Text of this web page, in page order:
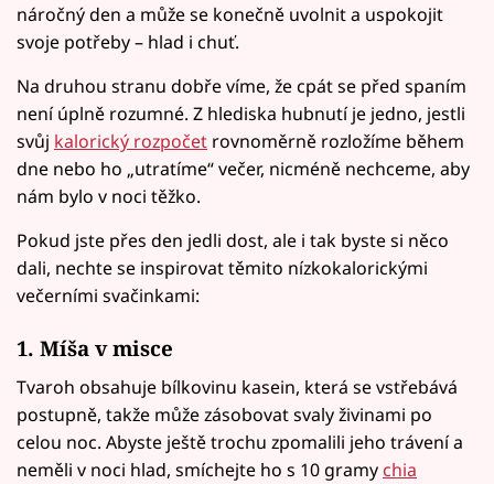
náročný den a může se konečně uvolnit a uspokojit
svoje potřeby – hlad i chuť.
Na druhou stranu dobře víme, že cpát se před spaním
není úplně rozumné. Z hlediska hubnutí je jedno, jestli
svůj kalorický rozpočet rovnoměrně rozložíme během
dne nebo ho „utratíme“ večer, nicméně nechceme, aby
nám bylo v noci těžko.
Pokud jste přes den jedli dost, ale i tak byste si něco
dali, nechte se inspirovat těmito nízkokalorickými
večerními svačinkami:
1. Míša v misce
Tvaroh obsahuje bílkovinu kasein, která se vstřebává
postupně, takže může zásobovat svaly živinami po
celou noc. Abyste ještě trochu zpomalili jeho trávení a
neměli v noci hlad, smíchejte ho s 10 gramy chia